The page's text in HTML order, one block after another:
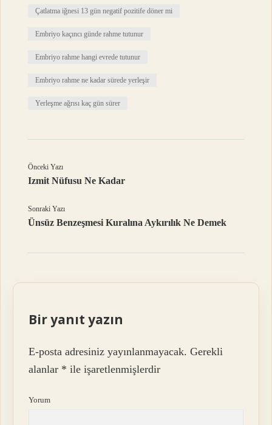
Çatlatma iğnesi 13 gün negatif pozitife döner mi
Embriyo kaçıncı günde rahme tutunur
Embriyo rahme hangi evrede tutunur
Embriyo rahme ne kadar sürede yerleşir
Yerleşme ağrısı kaç gün sürer
Önceki Yazı
Izmit Nüfusu Ne Kadar
Sonraki Yazı
Ünsüz Benzeşmesi Kuralına Aykırılık Ne Demek
Bir yanıt yazın
E-posta adresiniz yayınlanmayacak. Gerekli
alanlar * ile işaretlenmişlerdir
Yorum